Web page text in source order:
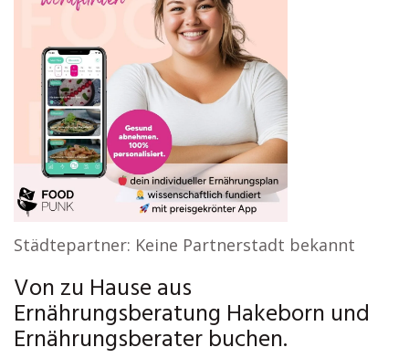
Städtepartner: Keine Partnerstadt bekannt
Von zu Hause aus
Ernährungsberatung Hakeborn und
Ernährungsberater buchen.